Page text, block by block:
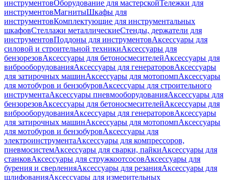
инструментовОборудование для мастерскойТележки для
инструментовМагнитыШкафы для
инструментовКомплектующие для инструментальных
шкафовСтеллажи металлическиеСтенды, держатели для
инструментовПоддоны для инструментовАксессуары для
силовой и строительной техникиАксессуары для
бензорезовАксессуары для бетоносмесителейАксессуары для
виброоборудованияАксессуары для генераторовАксессуары
для затирочных машинАксессуары для мотопомпАксессуары
для мотобуров и бензобуровАксессуары для строительного
инструментаАксессуары пневмооборудованияАксессуары для
бензорезовАксессуары для бетоносмесителейАксессуары для
виброоборудованияАксессуары для генераторовАксессуары
для затирочных машинАксессуары для мотопомпАксессуары
для мотобуров и бензобуровАксессуары для
электроинструментаАксессуары для компрессоров,
пневмосистемАксессуары для сварки, пайкиАксессуары для
станковАксессуары для стружкоотсосовАксессуары для
бурения и сверленияАксессуары для резанияАксессуары для
шлифованияАксессуары для измерительных